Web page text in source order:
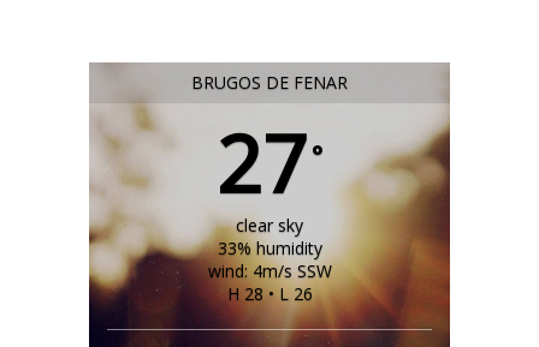
BRUGOS DE FENAR
27°
clear sky
33% humidity
wind: 4m/s SSW
H 28 • L 26